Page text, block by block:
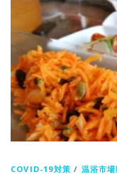
COVID-19対策 / 温浴市場